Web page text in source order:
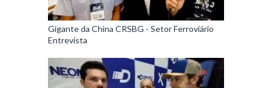
Gigante da China CRSBG - Setor Ferroviário
Entrevista